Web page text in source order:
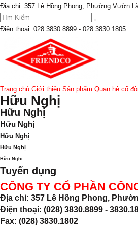
Địa chỉ: 357 Lê Hồng Phong, Phường Vườn
Điện thoại: 028.3830.8899 - 028.3830.1805
Trang chủ Giới thiệu Sản phẩm Quan hệ cổ
Hữu Nghị
Hữu Nghị
Hữu Nghị
Hữu Nghị
Hữu Nghị
Hữu Nghị
Tuyển dụng
CÔNG TY CỔ PHẦN
Địa chỉ: 357 Lê Hồng Phong,
Điện thoại: (028) 3830.8899 -
Fax: (028) 3830.1802